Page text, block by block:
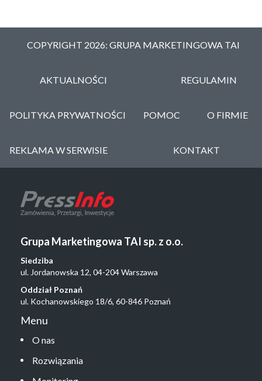
COPYRIGHT 2026: GRUPA MARKETINGOWA TAI
AKTUALNOŚCI REGULAMIN
POLITYKA PRYWATNOŚCI POMOC O FIRMIE
REKLAMA W SERWISIE KONTAKT
Grupa Marketingowa TAI sp. z o.o.
Siedziba
ul. Jordanowska 12, 04-204 Warszawa
Oddział Poznań
ul. Kochanowskiego 18/6, 60-846 Poznań
Menu
O nas
Rozwiązania